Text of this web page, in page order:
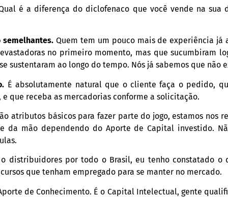
é a diferença do diclofenaco que você vende na sua
semelhantes. Quem tem um pouco mais de experiência já
no primeiro momento, mas que sucumbiram
sustentaram ao longo do tempo. Nós já sabemos que não
É absolutamente natural que o cliente faça o pedido,
que receba as mercadorias conforme a solicitação.
atributos básicos para fazer parte do jogo, estamos nos
da mão dependendo do Aporte de Capital investido.
distribuidores por todo o Brasil, eu tenho constatado o
que tenham empregado para se manter no mercado.
de Conhecimento. É o Capital Intelectual, gente